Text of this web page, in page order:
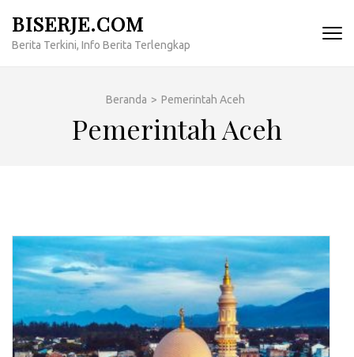
konten
BISERJE.COM
Berita Terkini, Info Berita Terlengkap
Beranda > Pemerintah Aceh
Pemerintah Aceh